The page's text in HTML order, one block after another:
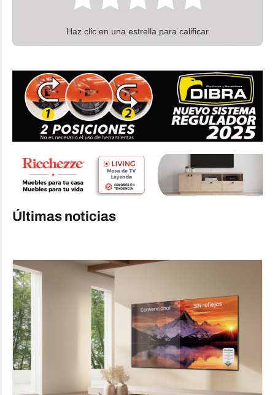
Haz clic en una estrella para calificar
Últimas noticias